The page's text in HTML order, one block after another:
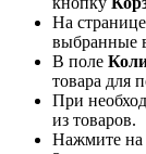
На странице
выбранные
В поле
товара для
При
из товаров.
Нажмите на